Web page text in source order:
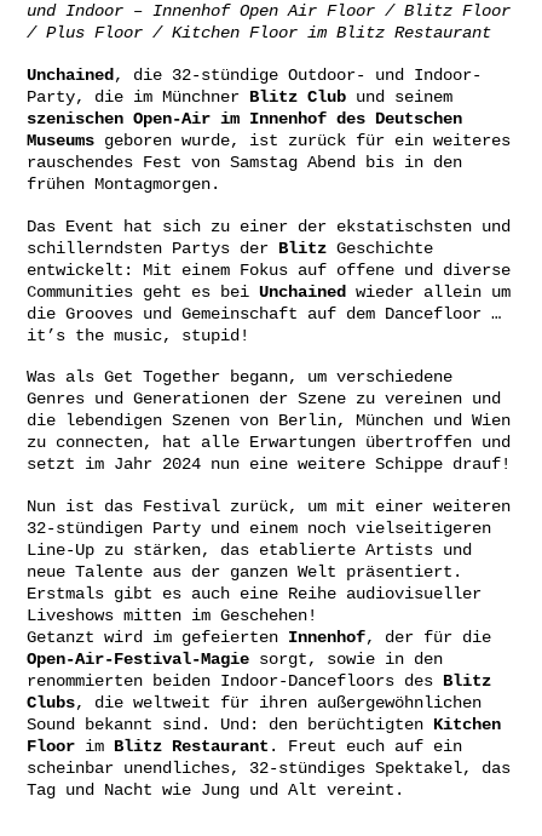
und Indoor – Innenhof Open Air Floor / Blitz Floor
/ Plus Floor / Kitchen Floor im Blitz Restaurant
Unchained , die 32-stündige Outdoor- und Indoor-
Party, die im Münchner Blitz Club und seinem
szenischen Open-Air im Innenhof des Deutschen
Museums geboren wurde, ist zurück für ein weiteres
rauschendes Fest von Samstag Abend bis in den
frühen Montagmorgen.
Das Event hat sich zu einer der ekstatischsten und
schillerndsten Partys der Blitz Geschichte
entwickelt: Mit einem Fokus auf offene und diverse
Communities geht es bei Unchained wieder allein um
die Grooves und Gemeinschaft auf dem Dancefloor …
it’s the music, stupid!
Was als Get Together begann, um verschiedene
Genres und Generationen der Szene zu vereinen und
die lebendigen Szenen von Berlin, München und Wien
zu connecten, hat alle Erwartungen übertroffen und
setzt im Jahr 2024 nun eine weitere Schippe drauf!
Nun ist das Festival zurück, um mit einer weiteren
32-stündigen Party und einem noch vielseitigeren
Line-Up zu stärken, das etablierte Artists und
neue Talente aus der ganzen Welt präsentiert.
Erstmals gibt es auch eine Reihe audiovisueller
Liveshows mitten im Geschehen!
Getanzt wird im gefeierten Innenhof, der für die
Open-Air-Festival-Magie sorgt, sowie in den
renommierten beiden Indoor-Dancefloors des Blitz
Clubs, die weltweit für ihren außergewöhnlichen
Sound bekannt sind. Und: den berüchtigten Kitchen
Floor im Blitz Restaurant . Freut euch auf ein
scheinbar unendliches, 32-stündiges Spektakel, das
Tag und Nacht wie Jung und Alt vereint.